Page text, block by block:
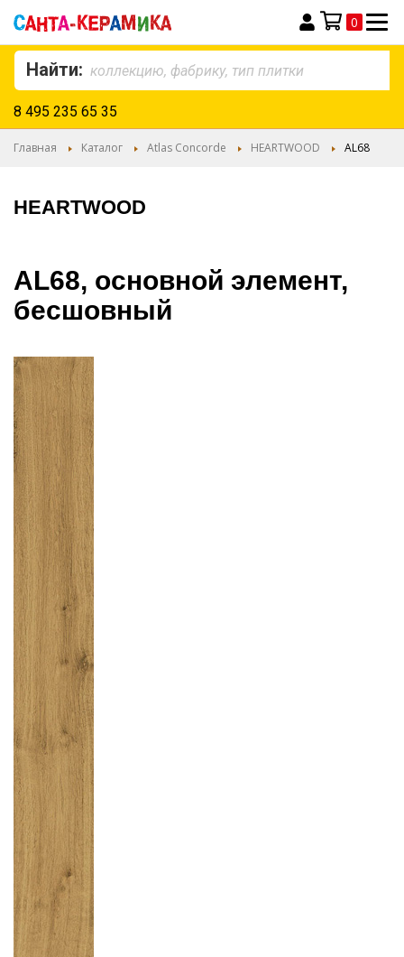
Моя корзина
0
Найти:
8 495 235 65 35
Главная Каталог Atlas Concorde HEARTWOOD AL68
HEARTWOOD
AL68, основной элемент,
бесшовный